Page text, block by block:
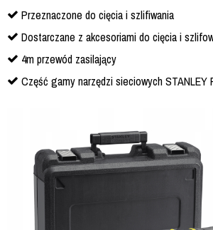
Przeznaczone do cięcia i szlifiwania
Dostarczane z akcesoriami do cięcia i
4m przewód zasilający
Część gamy narzędzi sieciowych STANLEY